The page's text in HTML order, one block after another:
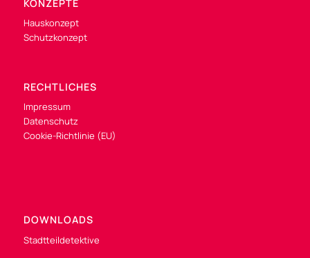
KONZEPTE
Hauskonzept
Schutzkonzept
RECHTLICHES
Impressum
Datenschutz
Cookie-Richtlinie (EU)
DOWNLOADS
Stadtteildetektive